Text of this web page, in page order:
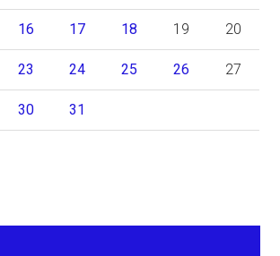
16 17 18 19 20
23 24 25 26 27
30 31